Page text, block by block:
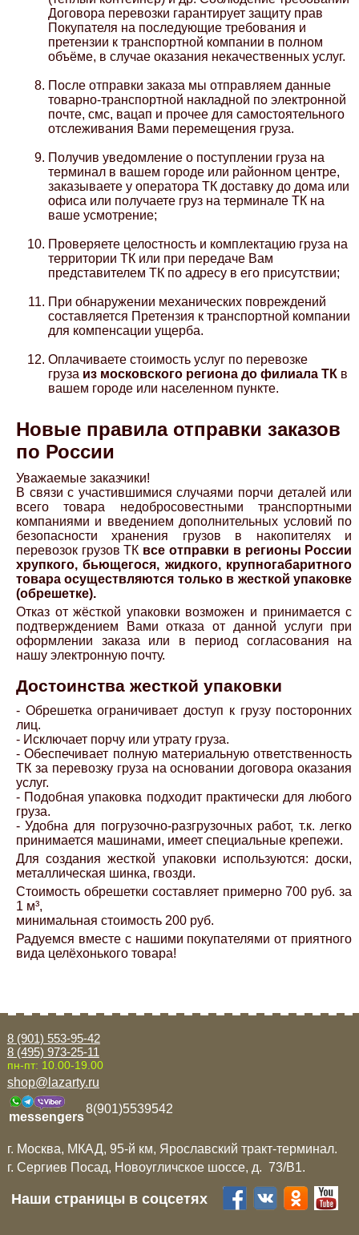
Договора перевозки гарантирует защиту прав
Покупателя на последующие требования и
претензии к транспортной компании в полном
объёме, в случае оказания некачественных услуг.
После отправки заказа мы отправляем данные
товарно-транспортной накладной по электронной
почте, смс, вацап и прочее для самостоятельного
отслеживания Вами перемещения груза.
Получив уведомление о поступлении груза на
терминал в вашем городе или районном центре,
заказываете у оператора ТК доставку до дома или
офиса или получаете груз на терминале ТК на
ваше усмотрение;
Проверяете целостность и комплектацию груза на
территории ТК или при передаче Вам
представителем ТК по адресу в его присутствии;
При обнаружении механических повреждений
составляется Претензия к транспортной компании
для компенсации ущерба.
Оплачиваете стоимость услуг по перевозке
груза из московского регионадо филиала ТК в
вашем городе или населенном пункте.
Новые правила отправки заказов
по России
Уважаемые заказчики!
В связи с участившимися случаями порчи деталей или
всего товара недобросовестными транспортными
компаниями и введением дополнительных условий по
безопасности хранения грузов в накопителях и
перевозок грузов ТК все отправки в регионы России
хрупкого, бьющегося, жидкого, крупногабаритного
товара осуществляются только в жесткой упаковке
(обрешетке).
Отказ от жёсткой упаковки возможен и принимается с
подтверждением Вами отказа от данной услуги при
оформлении заказа или в период согласования на
нашу электронную почту.
Достоинства жесткой упаковки
- Обрешетка ограничивает доступ к грузу посторонних
лиц.
- Исключает порчу или утрату груза.
- Обеспечивает полную материальную ответственность
ТК за перевозку груза на основании договора оказания
услуг.
- Подобная упаковка подходит практически для любого
груза.
- Удобна для погрузочно-разгрузочных работ, т.к. легко
принимается машинами, имеет специальные крепежи.
Для создания жесткой упаковки используются: доски,
металлическая шинка, гвозди.
Стоимость обрешетки составляет примерно 700 руб. за
1 м³,
минимальная стоимость 200 руб.
Радуемся вместе с нашими покупателями от приятного
вида целёхонького товара!
8 (901) 553-95-42
8 (495) 973-25-11
пн-пт: 10.00-19.00
shop@lazarty.ru
messengers
8(901)5539542
г. Москва, МКАД, 95-й км, Ярославский тракт-терминал.
г. Сергиев Посад, Новоугличское шоссе, д. 73/B1.
Наши страницы в соцсетях
Volkswagen
УАЗ
Дополнительные товары